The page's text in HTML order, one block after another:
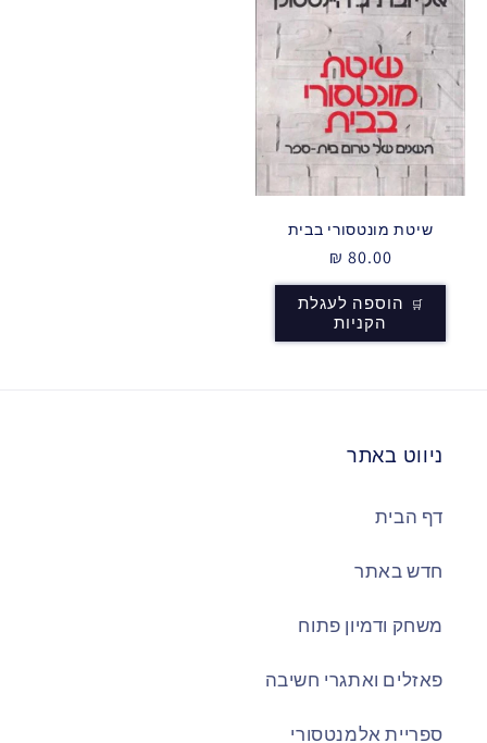
שיטת מונטסורי בבית
מחיר
רגיל
80.00 ₪
הוספה לעגלת
הקניות
ניווט באתר
דף הבית
חדש באתר
משחק ודמיון פתוח
פאזלים ואתגרי חשיבה
ספריית אלמנטסורי